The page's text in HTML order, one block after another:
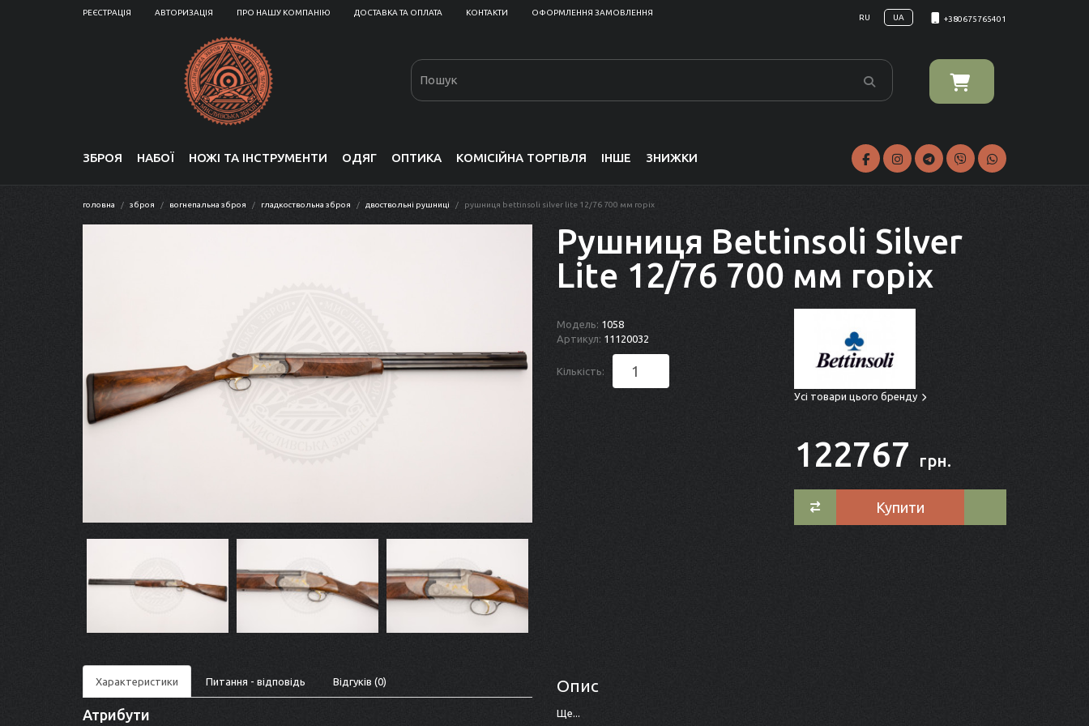
РЕЄСТРАЦІЯ АВТОРИЗАЦІЯ ПРО НАШУ КОМПАНІЮ ДОСТАВКА ТА ОПЛАТА КОНТАКТИ ОФОРМЛЕННЯ ЗАМОВЛЕННЯ
RU UA +380675765401
ЗБРОЯ НАБОЇ НОЖІ ТА ІНСТРУМЕНТИ ОДЯГ ОПТИКА КОМІСІЙНА ТОРГІВЛЯ ІНШЕ ЗНИЖКИ
головна зброя вогнепальна зброя гладкоствольна зброя двоствольні рушниці рушниця bettinsoli silver lite 12/76 700 мм горіх
Рушниця Bettinsoli Silver
Lite 12/76 700 мм горіх
Модель: 1058
Артикул: 11120032
Кількість:
Усі товари цього бренду
122767 грн.
Купити
Характеристики Питання - відповідь Відгуків (0)
Атрибути
Опис
Ще...